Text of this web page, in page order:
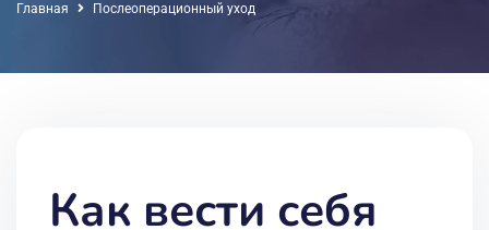
Главная Послеоперационный уход
Как вести себя